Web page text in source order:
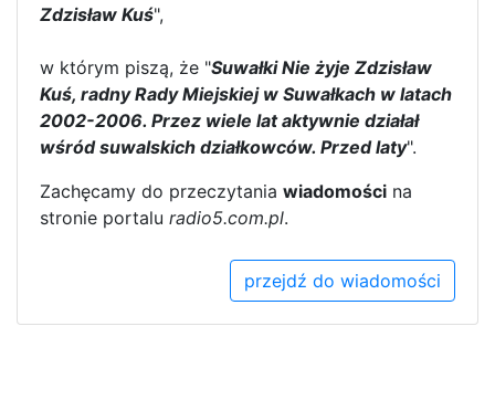
Zdzisław Kuś",
w którym piszą, że "Suwałki Nie żyje Zdzisław
Kuś, radny Rady Miejskiej w Suwałkach w latach
2002-2006. Przez wiele lat aktywnie działał
wśród suwalskich działkowców. Przed laty".
Zachęcamy do przeczytania wiadomości na
stronie portalu radio5.com.pl.
przejdź do wiadomości